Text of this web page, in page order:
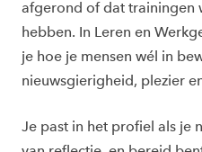
afgerond of dat trainingen
hebben. In Leren en
je hoe je mensen wél in
nieuwsgierigheid, plezier
Je past in het profiel als je